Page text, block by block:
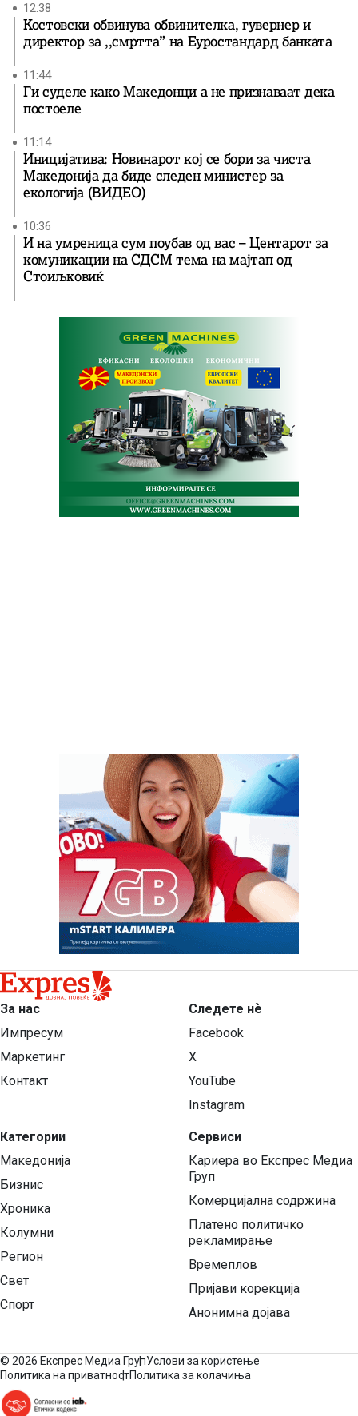
12:38
Костовски обвинува обвинителка, гувернер и
директор за ,,смртта” на Еуростандард банката
11:44
Ги суделе како Македонци а не признаваат дека
постоеле
11:14
Иницијатива: Новинарот кој се бори за чиста
Македонија да биде следен министер за
екологија (ВИДЕО)
10:36
И на умреница сум поубав од вас – Центарот за
комуникации на СДСМ тема на мајтап од
Стоиљковиќ
За нас
Импресум
Маркетинг
Контакт
Категории
Македонија
Бизнис
Хроника
Колумни
Регион
Свет
Спорт
Следете нѐ
Facebook
X
YouTube
Instagram
Сервиси
Кариера во Експрес Медиа
Груп
Комерцијална содржина
Платено политичко
рекламирање
Времеплов
Пријави корекција
Анонимна дојава
© 2026 Експрес Медиа ГрупУслови за користење
Политика на приватностПолитика за колачиња